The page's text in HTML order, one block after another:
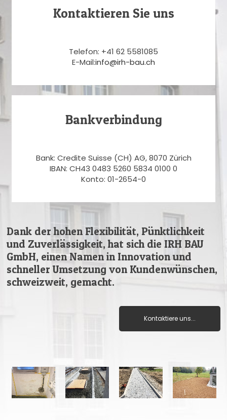
Kontaktieren Sie uns
Telefon: +41 62 5581085
E-Mail:info@irh-bau.ch
Bankverbindung
Bank: Credite Suisse (CH) AG, 8070 Zürich
IBAN: CH43 0483 5260 5834 0100 0
Konto: 01-2654-0
Dank der hohen Flexibilität, Pünktlichkeit
und Zuverlässigkeit, hat sich die IRH BAU
GmbH, einen Namen in Innovation und
schneller Umsetzung von Kundenwünschen,
schweizweit, gemacht.
Kontaktiere uns...